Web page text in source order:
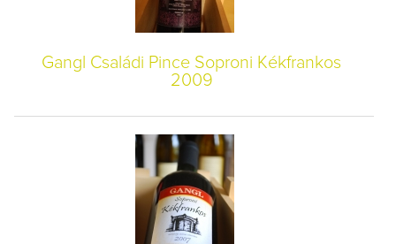
Gangl Családi Pince Soproni Kékfrankos
2009